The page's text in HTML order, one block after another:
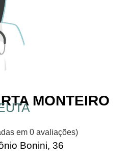
MONTEIRO
em 0 avaliações)
Bonini, 36